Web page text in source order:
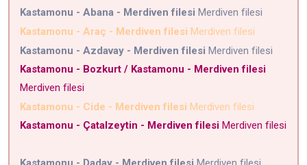
Kastamonu - Abana - Merdiven filesi Merdiven filesi
Kastamonu - Araç - Merdiven filesi Merdiven filesi
Kastamonu - Azdavay - Merdiven filesi Merdiven filesi
Kastamonu - Bozkurt / Kastamonu - Merdiven filesi
Merdiven filesi
Kastamonu - Cide - Merdiven filesi Merdiven filesi
Kastamonu - Çatalzeytin - Merdiven filesi Merdiven filesi